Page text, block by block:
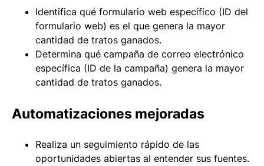
Identifica qué formulario web específico (ID del
formulario web) es el que genera la mayor
cantidad de tratos ganados.
Determina qué campaña de correo electrónico
específica (ID de la campaña) genera la mayor
cantidad de tratos ganados.
Automatizaciones mejoradas
Realiza un seguimiento rápido de las
oportunidades abiertas al entender sus fuentes.